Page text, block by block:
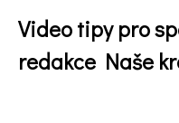
Video tipy pro
redakce Naše